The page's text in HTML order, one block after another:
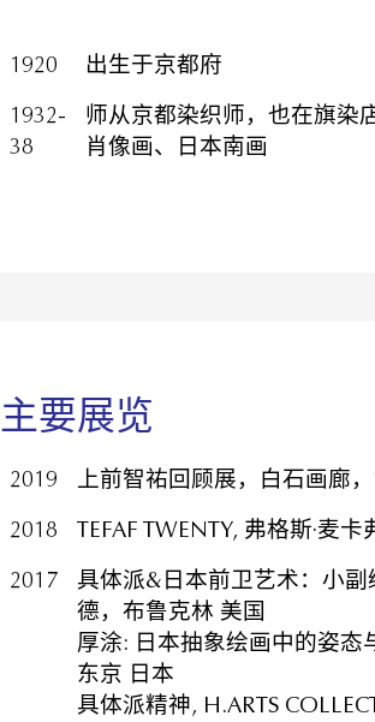
1920
出生于京都府
1932-
38
师从京都染织师，也在旗染
肖像画、日本南画
主要展览
2019
上前智祐回顾展，白石画廊
2018
TEFAF TWENTY, 弗格斯·麦
2017
具体派&日本前卫艺术：小
德，布鲁克林 美国
厚涂: 日本抽象绘画中的姿态
东京 日本
具体派精神, H.ARTS